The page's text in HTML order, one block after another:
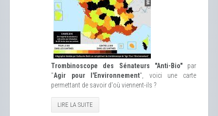
Trombinoscope des Sénateurs "Anti-Bio"par
"Agir pour l'Environnement", voici une carte
permettant de savoir d'où viennent-ils ?
LIRE LA SUITE